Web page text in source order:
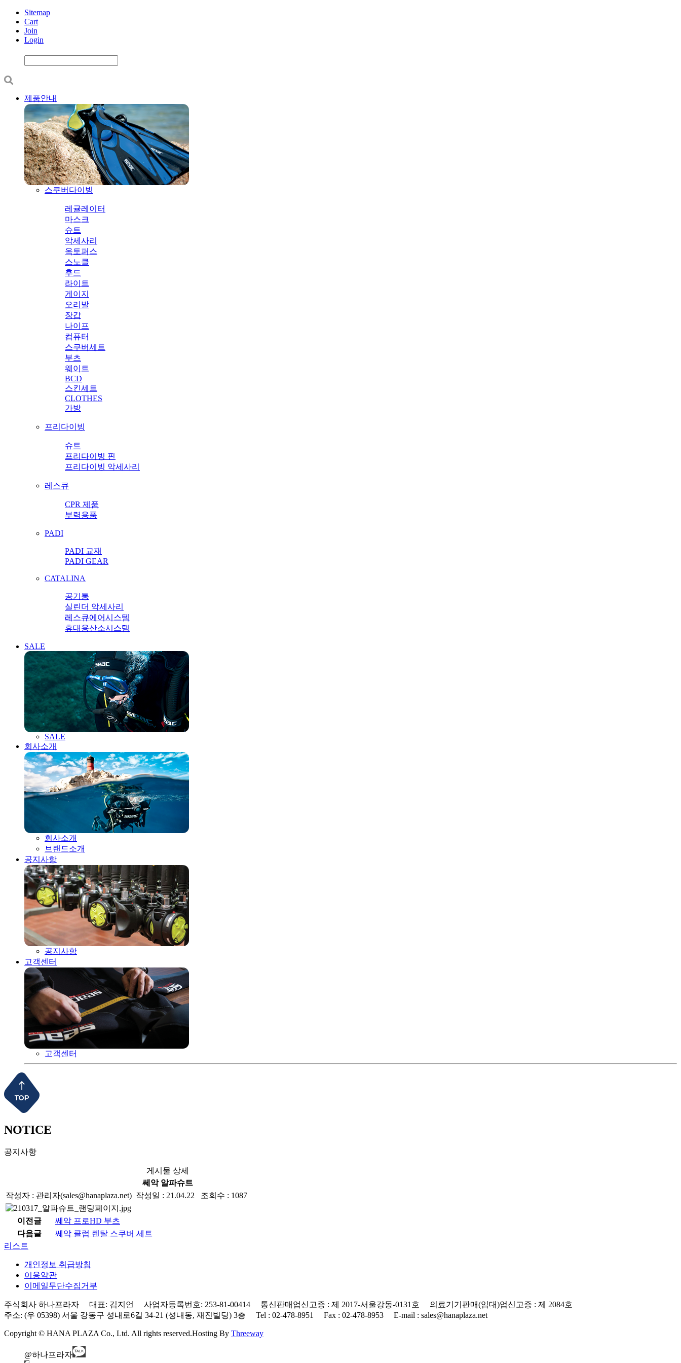
Sitemap
Cart
Join
Login
제품안내
스쿠버다이빙
레귤레이터
마스크
슈트
악세사리
옥토퍼스
스노클
후드
라이트
게이지
오리발
장갑
나이프
컴퓨터
스쿠버세트
부츠
웨이트
BCD
스킨세트
CLOTHES
가방
프리다이빙
슈트
프리다이빙 핀
프리다이빙 악세사리
레스큐
CPR 제품
부력용품
PADI
PADI 교재
PADI GEAR
CATALINA
공기통
실린더 악세사리
레스큐에어시스템
휴대용산소시스템
SALE
SALE
회사소개
회사소개
브랜드소개
공지사항
공지사항
고객센터
고객센터
NOTICE
공지사항
게시물 상세
쎄악 알파슈트
작성자 : 관리자(sales@hanaplaza.net) 작성일 : 21.04.22 조회수 : 1087
이전글
쎄악 프로HD 부츠
다음글
쎄악 클럽 렌탈 스쿠버 세트
리스트
개인정보 취급방침
이용약관
이메일무단수집거부
주식회사 하나프라자 대표: 김지언 사업자등록번호: 253-81-00414 통신판매업신고증 : 제 2017-서울강동-0131호 의료기기판매(임대)업신고증 : 제 2084호
주소: (우 05398) 서울 강동구 성내로6길 34-21 (성내동, 재진빌딩) 3층 Tel : 02-478-8951 Fax : 02-478-8953 E-mail : sales@hanaplaza.net
Copyright © HANA PLAZA Co., Ltd. All rights reserved.Hosting By Threeway
@하나프라자